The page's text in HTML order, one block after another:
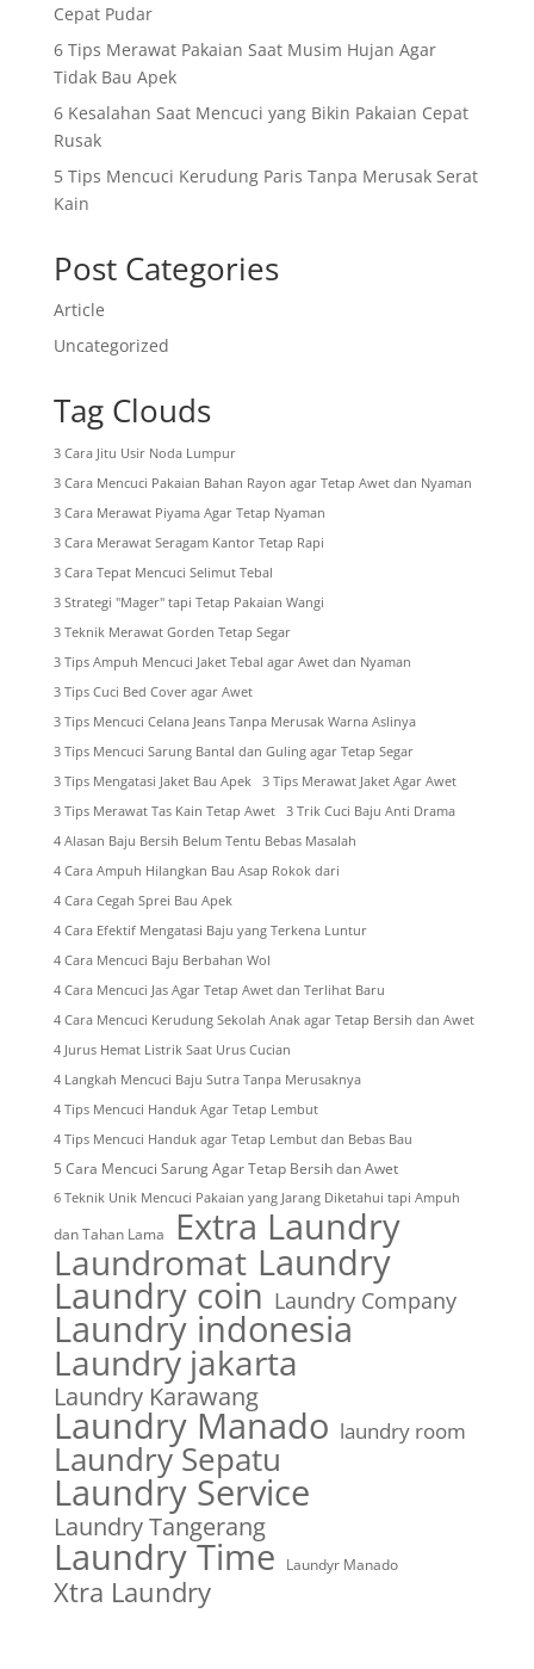
Cepat Pudar
6 Tips Merawat Pakaian Saat Musim Hujan Agar
Tidak Bau Apek
6 Kesalahan Saat Mencuci yang Bikin Pakaian Cepat
Rusak
5 Tips Mencuci Kerudung Paris Tanpa Merusak Serat
Kain
Post Categories
Article
Uncategorized
Tag Clouds
3 Cara Jitu Usir Noda Lumpur
3 Cara Mencuci Pakaian Bahan Rayon agar Tetap Awet dan Nyaman
3 Cara Merawat Piyama Agar Tetap Nyaman
3 Cara Merawat Seragam Kantor Tetap Rapi
3 Cara Tepat Mencuci Selimut Tebal
3 Strategi "Mager" tapi Tetap Pakaian Wangi
3 Teknik Merawat Gorden Tetap Segar
3 Tips Ampuh Mencuci Jaket Tebal agar Awet dan Nyaman
3 Tips Cuci Bed Cover agar Awet
3 Tips Mencuci Celana Jeans Tanpa Merusak Warna Aslinya
3 Tips Mencuci Sarung Bantal dan Guling agar Tetap Segar
3 Tips Mengatasi Jaket Bau Apek
3 Tips Merawat Jaket Agar Awet
3 Tips Merawat Tas Kain Tetap Awet
3 Trik Cuci Baju Anti Drama
4 Alasan Baju Bersih Belum Tentu Bebas Masalah
4 Cara Ampuh Hilangkan Bau Asap Rokok dari
4 Cara Cegah Sprei Bau Apek
4 Cara Efektif Mengatasi Baju yang Terkena Luntur
4 Cara Mencuci Baju Berbahan Wol
4 Cara Mencuci Jas Agar Tetap Awet dan Terlihat Baru
4 Cara Mencuci Kerudung Sekolah Anak agar Tetap Bersih dan Awet
4 Jurus Hemat Listrik Saat Urus Cucian
4 Langkah Mencuci Baju Sutra Tanpa Merusaknya
4 Tips Mencuci Handuk Agar Tetap Lembut
4 Tips Mencuci Handuk agar Tetap Lembut dan Bebas Bau
5 Cara Mencuci Sarung Agar Tetap Bersih dan Awet
6 Teknik Unik Mencuci Pakaian yang Jarang Diketahui tapi Ampuh
dan Tahan Lama Extra Laundry
Laundromat Laundry
Laundry coin Laundry Company
Laundry indonesia
Laundry jakarta
Laundry Karawang
Laundry Manado laundry room
Laundry Sepatu
Laundry Service
Laundry Tangerang
Laundry Time Laundyr Manado
Xtra Laundry